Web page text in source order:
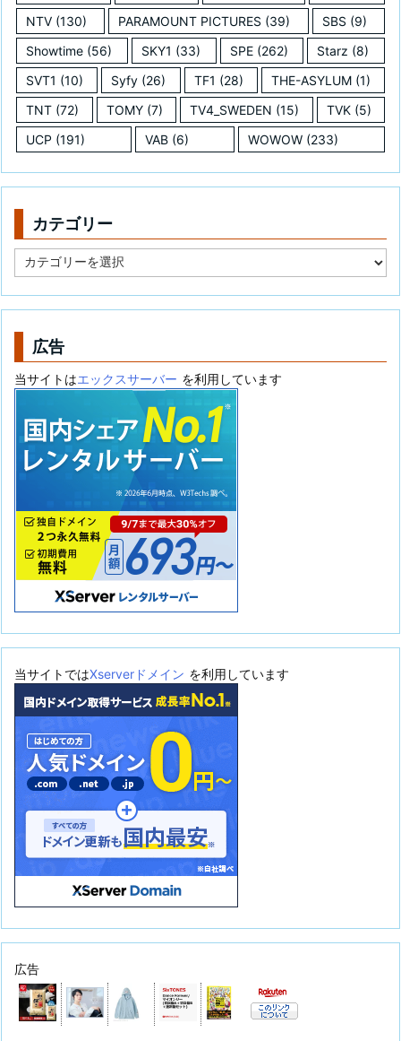
NTV (130) PARAMOUNT PICTURES (39) SBS (9)
Showtime (56) SKY1 (33) SPE(262) Starz (8)
SVT1 (10) Syfy (26) TF1 (28) THE-ASYLUM(1)
TNT (72) TOMY(7) TV4_SWEDEN (15) TVK(5)
UCP (191) VAB(6) WOWOW (233)
カテゴリー
テ
リ
広告
当サイトはエックスサーバー を利用しています
当サイトではXserverドメイン を利用しています
広告